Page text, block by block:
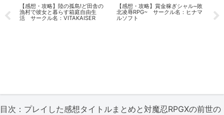
【感想・攻略】陸の孤島!ど田舎の
漁村で彼女と暮らす箱庭自由生
活 サークル名：VITAKAISER
【感想・攻略】賞金稼ぎシャル~敗
北凌辱RPG~ サークル名：ヒナマ
ルソフト
ち
名
目次：プレイした感想タイトルまとめと対魔忍RPGXの前世の